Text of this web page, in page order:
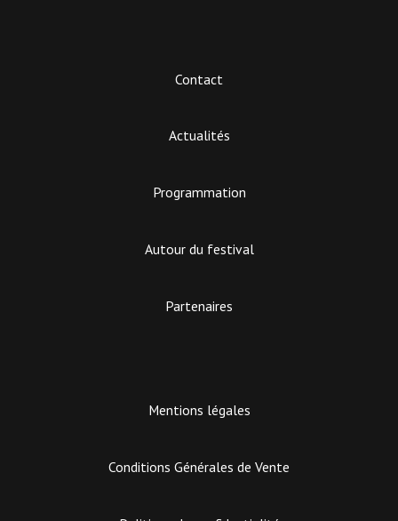
Contact
Actualités
Programmation
Autour du festival
Partenaires
Mentions légales
Conditions Générales de Vente